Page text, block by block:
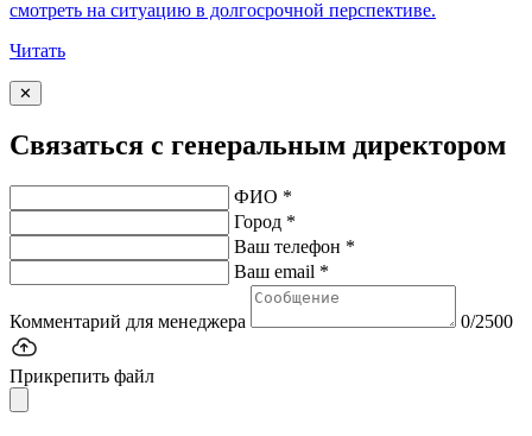
смотреть на ситуацию в долгосрочной перспективе.
Читать
✕
Связаться с генеральным директором
ФИО *
Город *
Ваш телефон *
Ваш email *
Комментарий для менеджера 0/2500
Прикрепить файл